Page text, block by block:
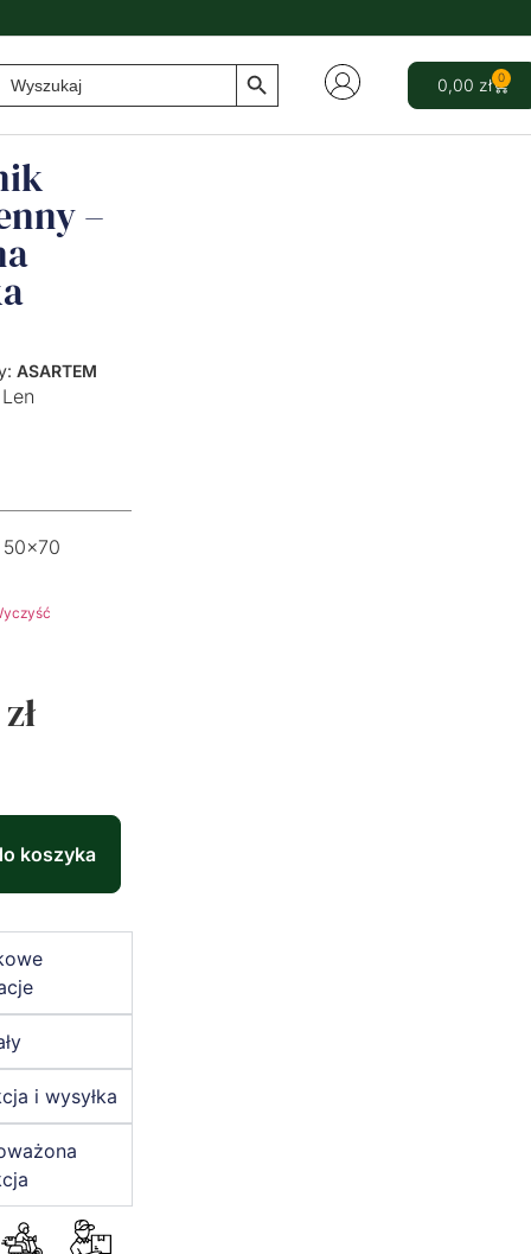
for:
Search Button
0,00 zł 0
–
ASARTEM
Len
50x70
zł
koszyka
i wysyłka